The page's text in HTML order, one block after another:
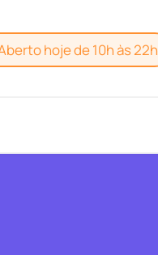
hoje de 10h às 22h